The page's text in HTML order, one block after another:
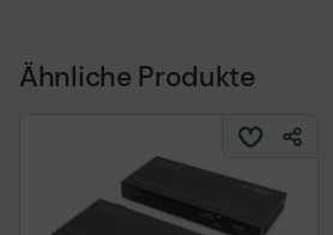
Ähnliche Produkte